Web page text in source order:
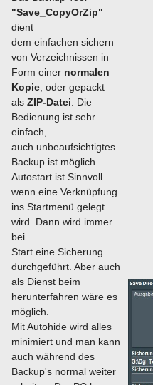
"Save_CopyOrZip"
dient
dem einfachen sichern
von Verzeichnissen in
Form einer normalen
Kopie , oder gepackt
als ZIP-Datei . Die
Bedienung ist sehr
einfach,
auch unbeaufsichtigtes
Backup ist möglich.
Autostart ist Sinnvoll
wenn eine Verknüpfung
ins Startmenü gelegt
wird. Dann wird immer
bei
Start eine Sicherung
durchgeführt. Aber auch
als Dienst beim
herunterfahren wäre es
möglich.
Mit Autohide wird alles
minimiert und man kann
auch während des
Backup's normal weiter